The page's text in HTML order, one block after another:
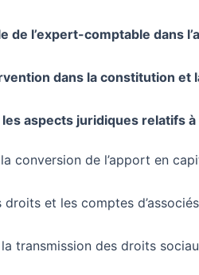
de l’expert-comptable dans
dans la constitution et
aspects juridiques relatifs à
la conversion de l’apport en
droits et les comptes d’associés
la transmission des droits